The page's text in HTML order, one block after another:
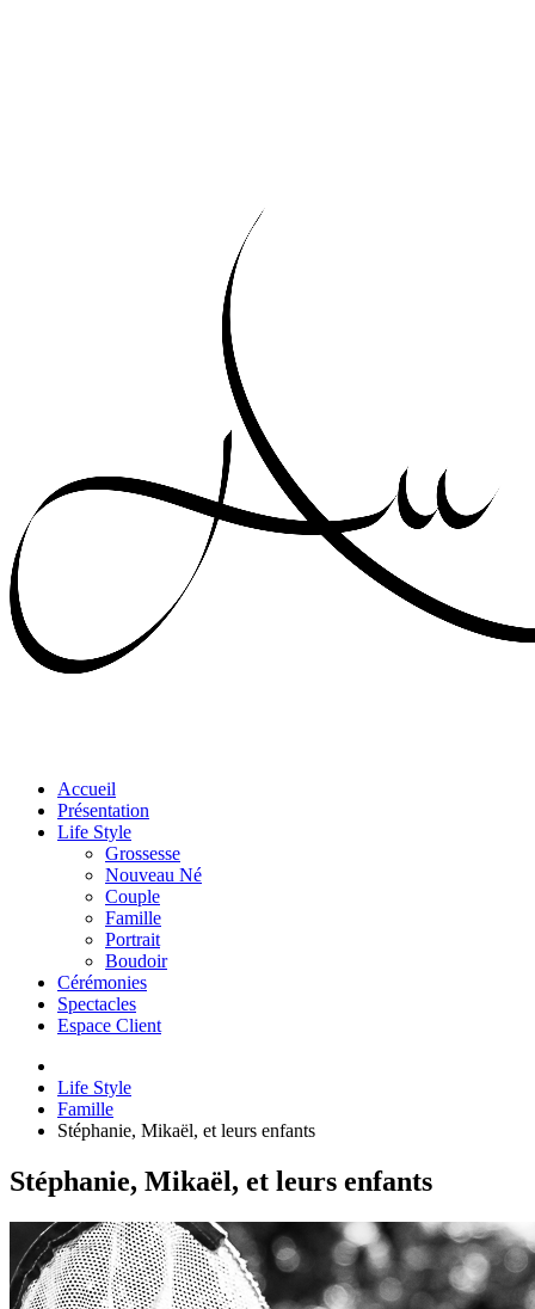
Accueil
Présentation
Life Style
Grossesse
Nouveau Né
Couple
Famille
Portrait
Boudoir
Cérémonies
Spectacles
Espace Client
Life Style
Famille
Stéphanie, Mikaël, et leurs enfants
Stéphanie, Mikaël, et leurs enfants